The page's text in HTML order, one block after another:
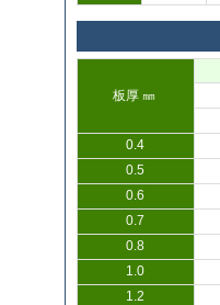
板厚 ㎜
0.4
0.5
0.6
0.7
0.8
1.0
1.2